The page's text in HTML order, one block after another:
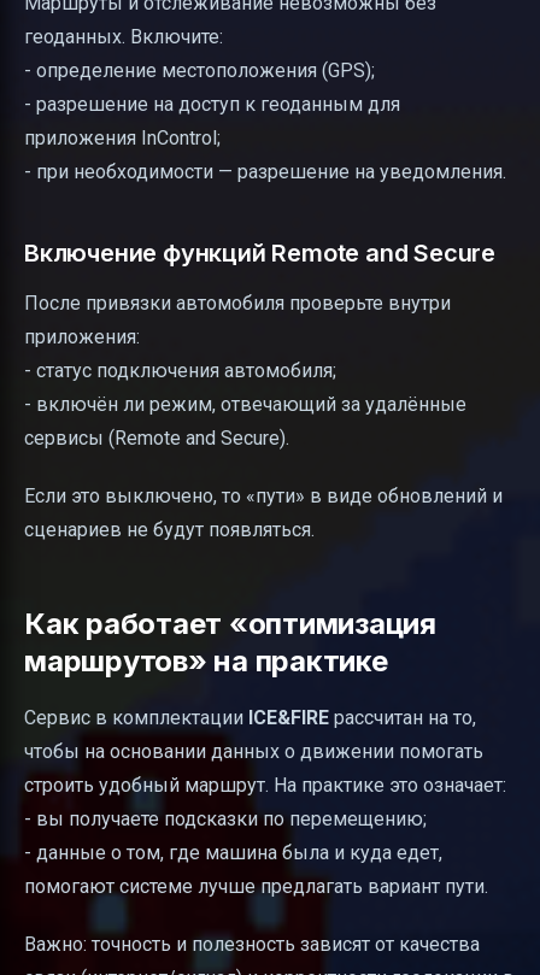
геоданных. Включите:
- определение местоположения (GPS);
- разрешение на доступ к геоданным для
приложения InControl;
- при необходимости — разрешение на уведомления.
Включение функций Remote and Secure
После привязки автомобиля проверьте внутри
приложения:
- статус подключения автомобиля;
- включён ли режим, отвечающий за удалённые
сервисы (Remote and Secure).
Если это выключено, то «пути» в виде обновлений и
сценариев не будут появляться.
Как работает «оптимизация
маршрутов» на практике
Сервис в комплектации ICE&FIRE рассчитан на то,
чтобы на основании данных о движении помогать
строить удобный маршрут. На практике это означает:
- вы получаете подсказки по перемещению;
- данные о том, где машина была и куда едет,
помогают системе лучше предлагать вариант пути.
Важно: точность и полезность зависят от качества